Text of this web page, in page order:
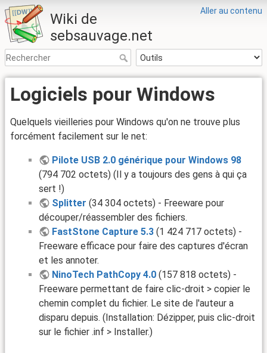
Aller au contenu
Wiki de
sebsauvage.net
Logiciels pour Windows
Quelquels vieilleries pour Windows qu'on ne trouve plus
forcément facilement sur le net:
Pilote USB 2.0 générique pour Windows 98
(794 702 octets) (Il y a toujours des gens à qui ça
sert !)
Splitter (34 304 octets) - Freeware pour
découper/réassembler des fichiers.
FastStone Capture 5.3 (1 424 717 octets) -
Freeware efficace pour faire des captures d'écran
et les annoter.
NinoTech PathCopy 4.0 (157 818 octets) -
Freeware permettant de faire clic-droit > copier le
chemin complet du fichier. Le site de l'auteur a
disparu depuis. (Installation: Dézipper, puis clic-droit
sur le fichier .inf > Installer.)